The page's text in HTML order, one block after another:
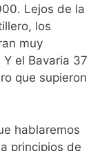
Lejos de la
los
muy
el Bavaria 37
que supieron
hablaremos
principios de